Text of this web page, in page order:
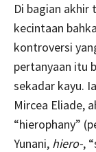
Di bagian akhir
kecintaan
kontroversi
pertanyaan itu
sekadar kayu.
Mircea Eliade,
“hierophany”
Yunani, hiero-,